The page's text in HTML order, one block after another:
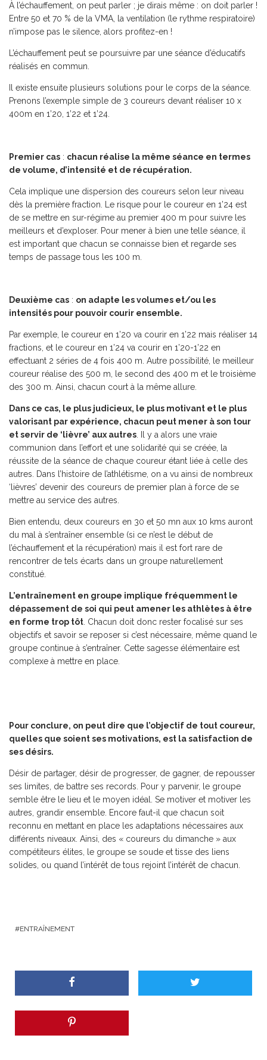
À l’échauffement, on peut parler ; je dirais même : on doit parler !
Entre 50 et 70 % de la VMA, la ventilation (le rythme respiratoire)
n’impose pas le silence, alors profitez-en !
L’échauffement peut se poursuivre par une séance d’éducatifs
réalisés en commun.
Il existe ensuite plusieurs solutions pour le corps de la séance.
Prenons l’exemple simple de 3 coureurs devant réaliser 10 x
400m en 1’20, 1’22 et 1’24.
Premier cas : chacun réalise la même séance en termes
de volume, d’intensité et de récupération.
Cela implique une dispersion des coureurs selon leur niveau
dès la première fraction. Le risque pour le coureur en 1’24 est
de se mettre en sur-régime au premier 400 m pour suivre les
meilleurs et d’exploser. Pour mener à bien une telle séance, il
est important que chacun se connaisse bien et regarde ses
temps de passage tous les 100 m.
Deuxième cas : on adapte les volumes et/ou les
intensités pour pouvoir courir ensemble.
Par exemple, le coureur en 1’20 va courir en 1’22 mais réaliser 14
fractions, et le coureur en 1’24 va courir en 1’20-1’22 en
effectuant 2 séries de 4 fois 400 m. Autre possibilité, le meilleur
coureur réalise des 500 m, le second des 400 m et le troisième
des 300 m. Ainsi, chacun court à la même allure.
Dans ce cas, le plus judicieux, le plus motivant et le plus
valorisant par expérience, chacun peut mener à son tour
et servir de ‘lièvre’ aux autres . Il y a alors une vraie
communion dans l’effort et une solidarité qui se créée, la
réussite de la séance de chaque coureur étant liée à celle des
autres. Dans l’histoire de l’athlétisme, on a vu ainsi de nombreux
‘lièvres’ devenir des coureurs de premier plan à force de se
mettre au service des autres.
Bien entendu, deux coureurs en 30 et 50 mn aux 10 kms auront
du mal à s’entraîner ensemble (si ce n’est le début de
l’échauffement et la récupération) mais il est fort rare de
rencontrer de tels écarts dans un groupe naturellement
constitué.
L’entraînement en groupe implique fréquemment le
dépassement de soi qui peut amener les athlètes à être
en forme trop tôt . Chacun doit donc rester focalisé sur ses
objectifs et savoir se reposer si c’est nécessaire, même quand le
groupe continue à s’entraîner. Cette sagesse élémentaire est
complexe à mettre en place.
Pour conclure, on peut dire que l’objectif de tout coureur,
quelles que soient ses motivations, est la satisfaction de
ses désirs.
Désir de partager, désir de progresser, de gagner, de repousser
ses limites, de battre ses records. Pour y parvenir, le groupe
semble être le lieu et le moyen idéal. Se motiver et motiver les
autres, grandir ensemble. Encore faut-il que chacun soit
reconnu en mettant en place les adaptations nécessaires aux
différents niveaux. Ainsi, des « coureurs du dimanche » aux
compétiteurs élites, le groupe se soude et tisse des liens
solides, ou quand l’intérêt de tous rejoint l’intérêt de chacun.
ENTRAÎNEMENT